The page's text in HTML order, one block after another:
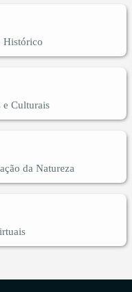
Histórico
e Culturais
da Natureza